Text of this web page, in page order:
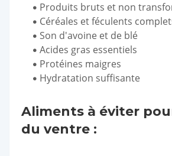
Produits bruts et non
Céréales et féculents
Son d'avoine et de blé
Acides gras essentiels
Protéines maigres
Hydratation suffisante
Aliments à éviter
du ventre :